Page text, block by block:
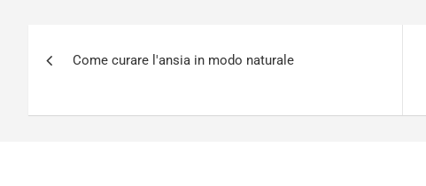
Come curare l'ansia in modo naturale